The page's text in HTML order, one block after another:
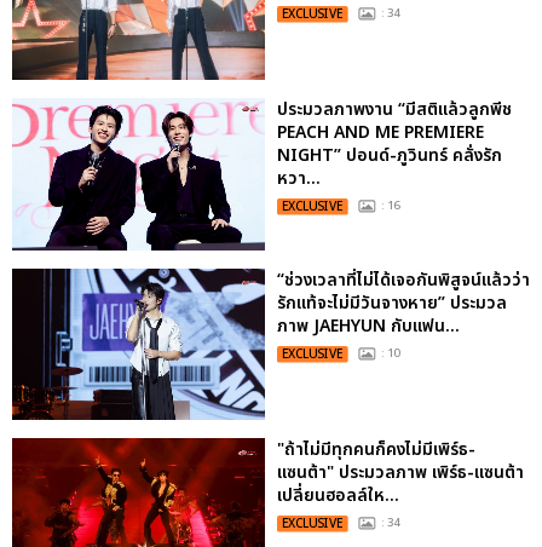
EXCLUSIVE : 34
ประมวลภาพงาน “มีสติแล้วลูกพีช
PEACH AND ME PREMIERE
NIGHT” ปอนด์-ภูวินทร์ คลั่งรัก
หวา...
EXCLUSIVE : 16
“ช่วงเวลาที่ไม่ได้เจอกันพิสูจน์แล้วว่า
รักแท้จะไม่มีวันจางหาย” ประมวล
ภาพ JAEHYUN กับแฟน...
EXCLUSIVE : 10
"ถ้าไม่มีทุกคนก็คงไม่มีเพิร์ธ-
แซนต้า" ประมวลภาพ เพิร์ธ-แซนต้า
เปลี่ยนฮอลล์ให...
EXCLUSIVE : 34